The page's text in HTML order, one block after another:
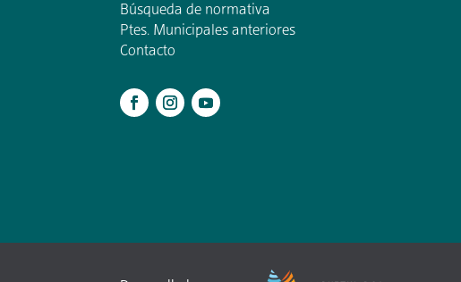
Búsqueda de normativa
Ptes. Municipales anteriores
Contacto